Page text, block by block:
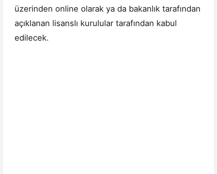
üzerinden online olarak ya da bakanlık tarafından
açıklanan lisanslı kurulular tarafından kabul
edilecek.